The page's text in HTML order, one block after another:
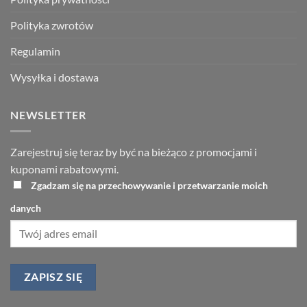
Polityka zwrotów
Regulamin
Wysyłka i dostawa
NEWSLETTER
Zarejestruj się teraz by być na bieżąco z promocjami i
kuponami rabatowymi.
Zgadzam się na przechowywanie i przetwarzanie moich
danych